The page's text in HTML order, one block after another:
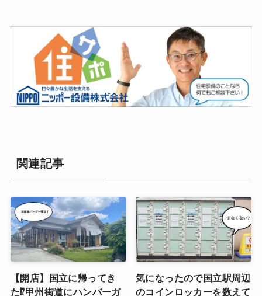
関連記事
【開店】国立に帰ってき
た⁉甲州街道にハンバーガ
気になったので国立駅周辺
のコインロッカーを数えて